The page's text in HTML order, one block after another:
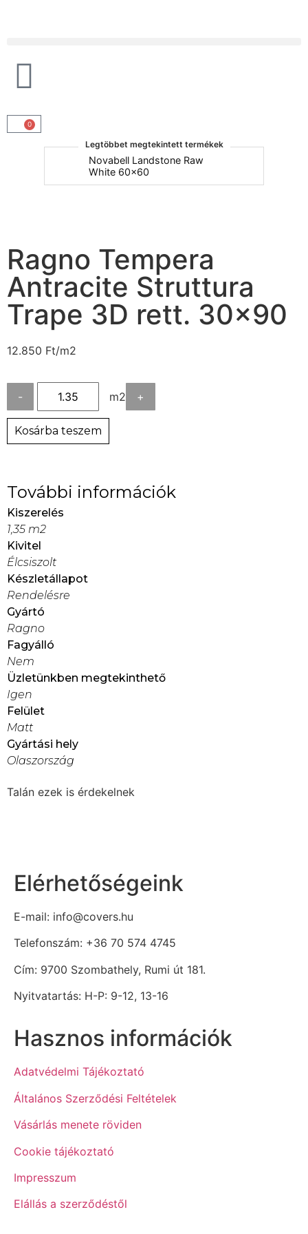
0
Legtöbbet megtekintett termékek
Novabell Landstone Raw
White 60x60
Ragno Tempera
Antracite Struttura
Trape 3D rett. 30×90
12.850 Ft/m2
- m2 +
Kosárba teszem
További információk
Kiszerelés
1,35 m2
Kivitel
Élcsiszolt
Készletállapot
Rendelésre
Gyártó
Ragno
Fagyálló
Nem
Üzletünkben megtekinthető
Igen
Felület
Matt
Gyártási hely
Olaszország
Talán ezek is érdekelnek
Elérhetőségeink
E-mail: info@covers.hu
Telefonszám: +36 70 574 4745
Cím: 9700 Szombathely, Rumi út 181.
Nyitvatartás: H-P: 9-12, 13-16
Hasznos információk
Adatvédelmi Tájékoztató
Általános Szerződési Feltételek
Vásárlás menete röviden
Cookie tájékoztató
Impresszum
Elállás a szerződéstől